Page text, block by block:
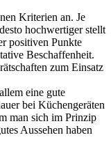
Kriterien an. Je
hochwertiger stellt
positiven Punkte
Beschaffenheit.
zum Einsatz
eine gute
bei Küchengeräten
man sich im Prinzip
Aussehen haben